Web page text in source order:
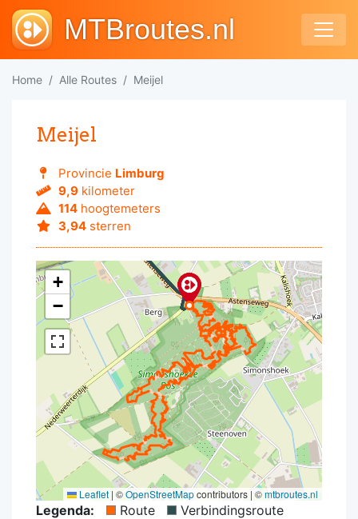
MTBroutes.nl
Home Alle Routes Meijel
Meijel
Provincie Limburg
9,9kilometer
114hoogtemeters
3,94sterren
+
−
Leaflet | ©OpenStreetMapcontributors | ©mtbroutes.nl
Legenda: Route Verbindingsroute